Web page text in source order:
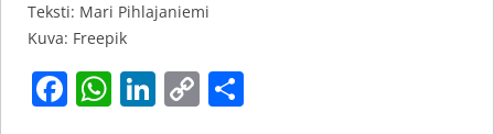
Teksti: Mari Pihlajaniemi
Kuva: Freepik
F W Li C